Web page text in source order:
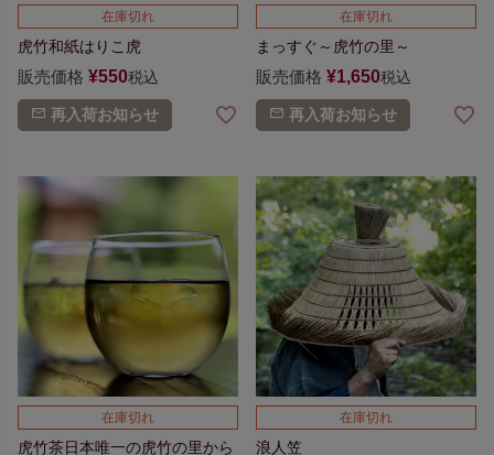
在庫切れ
虎竹和紙はりこ虎
販売価格 ¥550税込
再入荷お知らせ
在庫切れ
まっすぐ～虎竹の里～
販売価格 ¥1,650税込
再入荷お知らせ
在庫切れ
虎竹茶日本唯一の虎竹の里から
在庫切れ
浪人笠